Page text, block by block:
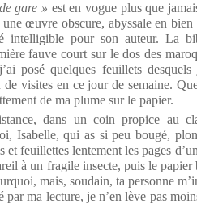
gare » est en vogue plus que
une œuvre obscure, abyssale en
intelligible pour son auteur. La
fauve court sur le dos des
posé quelques feuillets
visites en ce jour de semaine.
de ma plume sur le papier.
dans un coin propice au
Isabelle, qui as si peu bougé,
et feuillettes lentement les pages
à un fragile insecte, puis le
mais, soudain, ta personne
par ma lecture, je n’en lève pas